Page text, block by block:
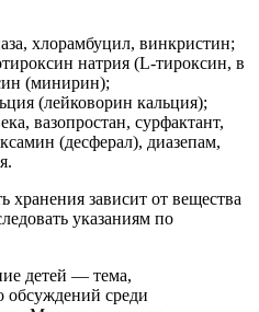
хлорамбуцил, винкристин;
натрия (L-тироксин, в
(минирин);
(лейковорин кальция);
вазопростан, сурфактант,
(десферал), диазепам,
хранения зависит от вещества
указаниям по
детей — тема,
среди